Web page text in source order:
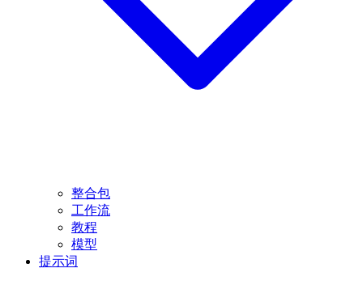
整合包
工作流
教程
模型
提示词